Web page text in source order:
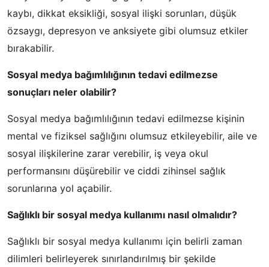
kaybı, dikkat eksikliği, sosyal ilişki sorunları, düşük
özsaygı, depresyon ve anksiyete gibi olumsuz etkiler
bırakabilir.
Sosyal medya bağımlılığının tedavi edilmezse
sonuçları neler olabilir?
Sosyal medya bağımlılığının tedavi edilmezse kişinin
mental ve fiziksel sağlığını olumsuz etkileyebilir, aile ve
sosyal ilişkilerine zarar verebilir, iş veya okul
performansını düşürebilir ve ciddi zihinsel sağlık
sorunlarına yol açabilir.
Sağlıklı bir sosyal medya kullanımı nasıl olmalıdır?
Sağlıklı bir sosyal medya kullanımı için belirli zaman
dilimleri belirleyerek sınırlandırılmış bir şekilde